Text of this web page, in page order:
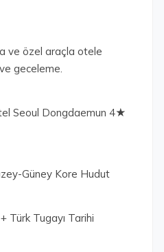
ve özel araçla otele
geceleme.
Seoul Dongdaemun 4★
Güney Kore Hudut
+ Türk Tugayı Tarihi